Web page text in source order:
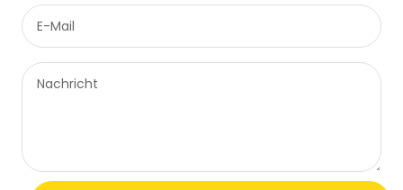
E-Mail
Nachricht